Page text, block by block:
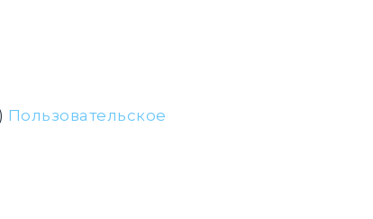
Пользовательское